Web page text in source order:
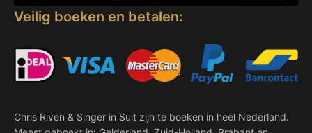
Veilig boeken en betalen:
Chris Riven & Singer in Suit zijn te boeken in heel Nederland.